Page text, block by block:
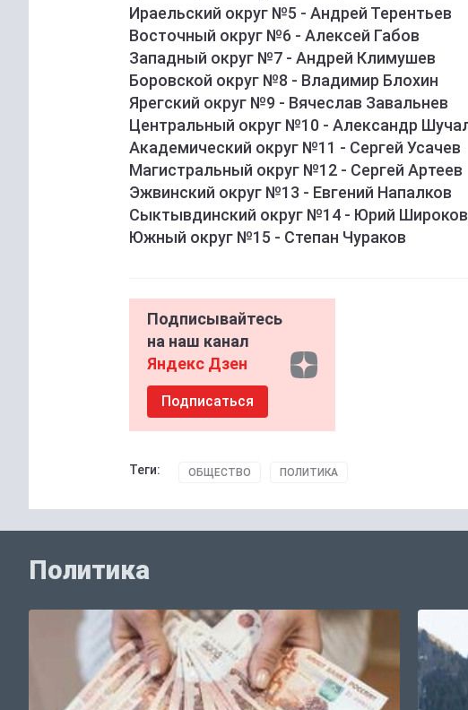
Ираельский округ №5 - Андрей Терентьев
Восточный округ №6 - Алексей Габов
Западный округ №7 - Андрей Климушев
Боровской округ №8 - Владимир Блохин
Ярегский округ №9 - Вячеслав Завальнев
Центральный округ №10 - Александр
Академический округ №11 - Сергей Усачев
Магистральный округ №12 - Сергей Артеев
Эжвинский округ №13 - Евгений Напалков
Сыктывдинский округ №14 - Юрий Широков
Южный округ №15 - Степан Чураков
Подписывайтесь
на наш канал
Яндекс Дзен
Подписаться
Теги: ОБЩЕСТВО ПОЛИТИКА
Политика